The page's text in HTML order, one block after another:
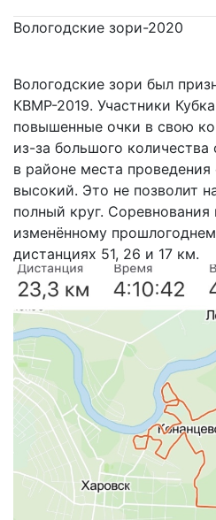
Вологодские зори-2020
Вологодские зори был
КВМР-2019. Участники
повышенные очки в свою
из-за большого
в районе места
высокий. Это не позволит
полный круг. Соревнования
изменённому
дистанциях 51, 26 и 17 км.